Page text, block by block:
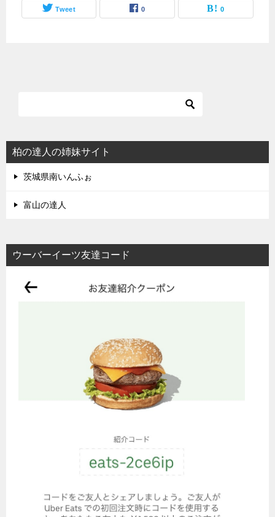
Tweet 0 0
柏の達人の姉妹サイト
茨城県南いんふぉ
富山の達人
ウーバーイーツ友達コード